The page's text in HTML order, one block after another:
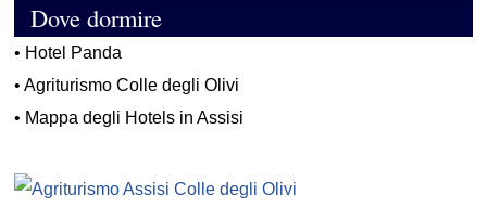
Dove dormire
• Hotel Panda
•Agriturismo Colle degli Olivi
• Mappa degli Hotels in Assisi